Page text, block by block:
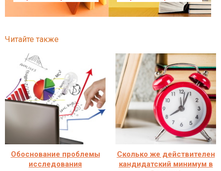
Читайте также
Обоснование проблемы
исследования
Сколько же действителен
кандидатский минимум в